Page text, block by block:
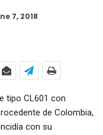
7, 2018
tipo CL601 con
de Colombia,
con su